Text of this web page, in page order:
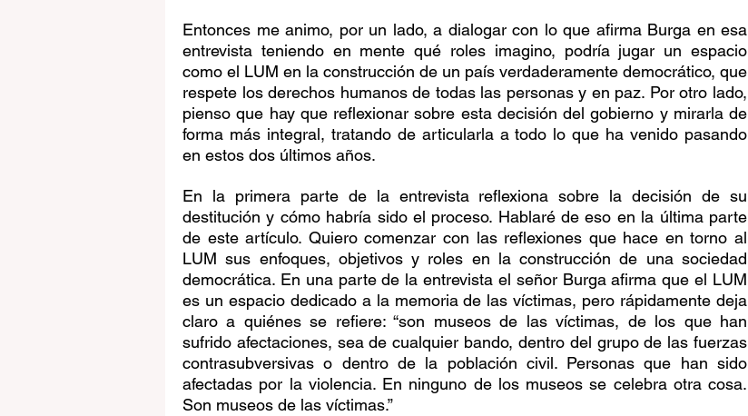
Entonces me animo, por un lado, a dialogar con lo que afirma Burga en esa
entrevista teniendo en mente qué roles imagino, podría jugar un espacio
como el LUM en la construcción de un país verdaderamente democrático, que
respete los derechos humanos de todas las personas y en paz. Por otro lado,
pienso que hay que reflexionar sobre esta decisión del gobierno y mirarla de
forma más integral, tratando de articularla a todo lo que ha venido pasando
en estos dos últimos años.
En la primera parte de la entrevista reflexiona sobre la decisión de su
destitución y cómo habría sido el proceso. Hablaré de eso en la última parte
de este artículo. Quiero comenzar con las reflexiones que hace en torno al
LUM sus enfoques, objetivos y roles en la construcción de una sociedad
democrática. En una parte de la entrevista el señor Burga afirma que el LUM
es un espacio dedicado a la memoria de las víctimas, pero rápidamente deja
claro a quiénes se refiere: “son museos de las víctimas, de los que han
sufrido afectaciones, sea de cualquier bando, dentro del grupo de las fuerzas
contrasubversivas o dentro de la población civil. Personas que han sido
afectadas por la violencia. En ninguno de los museos se celebra otra cosa.
Son museos de las víctimas.”